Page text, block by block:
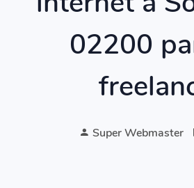
02200
Super Webmaster